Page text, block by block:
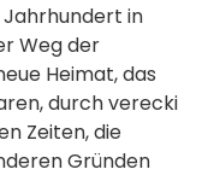
Jahrhundert in
Weg der
Heimat, das
durch verecki
Zeiten, die
Gründen